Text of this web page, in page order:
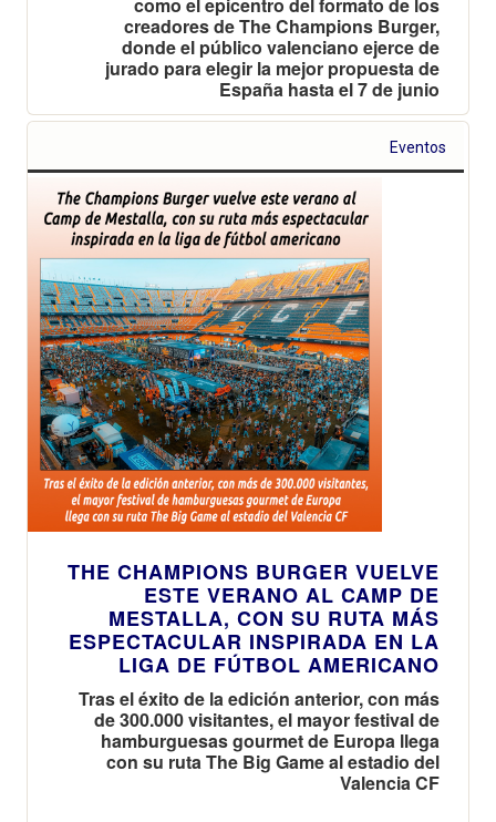
creadores de The Champions Burger,
donde el público valenciano ejerce de
jurado para elegir la mejor propuesta de
España hasta el 7 de junio
Eventos
THE CHAMPIONS BURGER VUELVE
ESTE VERANO AL CAMP DE
MESTALLA, CON SU RUTA MÁS
ESPECTACULAR INSPIRADA EN LA
LIGA DE FÚTBOL AMERICANO
Tras el éxito de la edición anterior, con más
de 300.000 visitantes, el mayor festival de
hamburguesas gourmet de Europa llega
con su ruta The Big Game al estadio del
Valencia CF